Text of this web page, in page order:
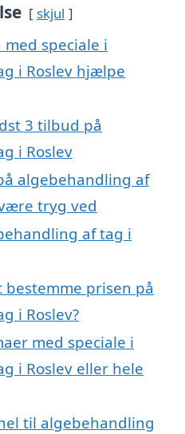
skjul
speciale i
i Roslev hjælpe
3 tilbud på
i Roslev
algebehandling af
tryg ved
af tag i
prisen på
i Roslev?
med speciale i
i Roslev eller hele
til algebehandling